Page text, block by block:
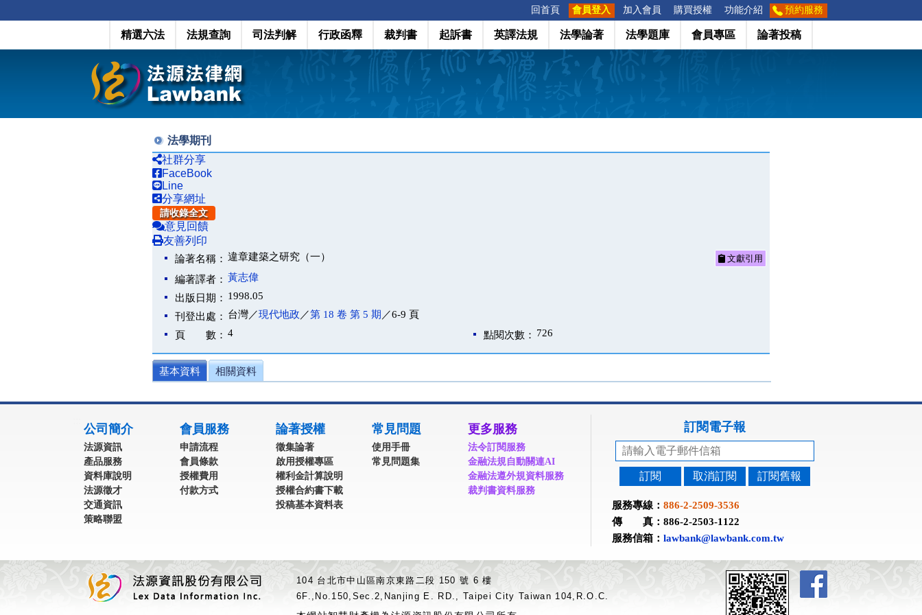
回首頁 會員登入 加入會員 購買授權 功能介紹 預約服務
精選六法 法規查詢 司法判解 行政函釋 裁判書 起訴書 英譯法規 法學論著 法學題庫 會員專區 論著投稿
法學期刊
社群分享
FaceBook
Line
分享網址
請收錄全文
意見回饋
友善列印
論著名稱： 違章建築之研究（一） 文獻引用
編著譯者： 黃志偉
出版日期： 1998.05
刊登出處： 台灣／現代地政 ／第 18 卷 第 5 期 ／6-9 頁
頁 數： 4 點閱次數： 726
基本資料 相關資料
公司簡介
法源資訊
產品服務
資料庫說明
法源徵才
交通資訊
策略聯盟
會員服務
申請流程
會員條款
授權費用
付款方式
論著授權
徵集論著
啟用授權專區
權利金計算說明
授權合約書下載
投稿基本資料表
常見問題
使用手冊
常見問題集
更多服務
法令訂閱服務
金融法規自動關連AI
金融法遵外規資料服務
裁判書資料服務
訂閱電子報
訂閱 取消訂閱 訂閱舊報
服務專線： 886-2-2509-3536
傳 真：886-2-2503-1122
服務信箱： lawbank@lawbank.com.tw
104 台北市中山區南京東路二段 150 號 6 樓
6F.,No.150,Sec.2,Nanjing E. RD., Taipei City Taiwan 104,R.O.C.